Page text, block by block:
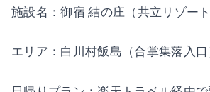
施設名：御宿 結の庄（共立リゾート
エリア：白川村飯島（合掌集落入口